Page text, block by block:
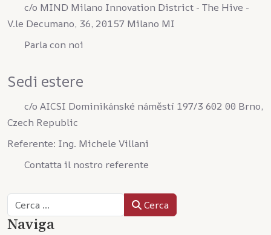
c/o MIND Milano Innovation District - The Hive -
V.le Decumano, 36, 20157 Milano MI
Parla con noi
Sedi estere
c/o AICSI Dominikánské náměstí 197/3 602 00 Brno,
Czech Republic
Referente: Ing. Michele Villani
Contatta il nostro referente
Cerca Cerca
Naviga